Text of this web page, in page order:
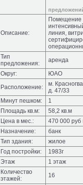
Описание:
Помещение
линия,
Тип
предложения:
аренда
Округ:
ЮАО
Расположение:
м.
д. 47/33
Минут пешком:
1
Площадь кв.м:
58,2 кв.м
Цена в мес.:
470 000 руб
Назначение:
банк
Тип здания:
жилое
Год постройки:
1983г
Этаж
1 этаж
Количество
этажей:
16